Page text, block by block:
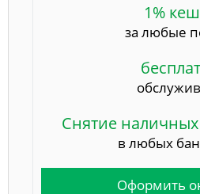
1%
за любые
Снятие
в любых
Оформить